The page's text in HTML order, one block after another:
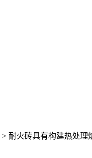
> 耐火砖具有构建热处理